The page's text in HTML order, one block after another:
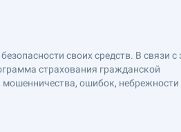
своих средств. В связи с
страхования гражданской
ошибок, небрежности